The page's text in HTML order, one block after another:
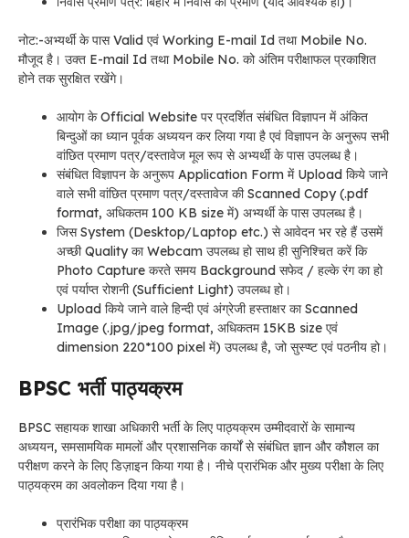
नोट:-अभ्यर्थी के पास Valid एवं Working E-mail Id तथा Mobile No.
मौजूद है। उक्त E-mail Id तथा Mobile No. को अंतिम परीक्षाफल प्रकाशित
होने तक सुरक्षित रखेंगे।
आयोग के Official Website पर प्रदर्शित संबंधित विज्ञापन में अंकित
बिन्दुओं का ध्यान पूर्वक अध्ययन कर लिया गया है एवं विज्ञापन के अनुरूप सभी
वांछित प्रमाण पत्र/दस्तावेज मूल रूप से अभ्यर्थी के पास उपलब्ध है।
संबंधित विज्ञापन के अनुरूप Application Form में Upload किये जाने
वाले सभी वांछित प्रमाण पत्र/दस्तावेज की Scanned Copy (.pdf
format, अधिकतम 100 KB size में) अभ्यर्थी के पास उपलब्ध है।
जिस System (Desktop/Laptop etc.) से आवेदन भर रहे हैं उसमें
अच्छी Quality का Webcam उपलब्ध हो साथ ही सुनिश्चित करें कि
Photo Capture करते समय Background सफेद / हल्के रंग का हो
एवं पर्याप्त रोशनी (Sufficient Light) उपलब्ध हो।
Upload किये जाने वाले हिन्दी एवं अंग्रेजी हस्ताक्षर का Scanned
Image (.jpg/jpeg format, अधिकतम 15KB size एवं
dimension 220*100 pixel में) उपलब्ध है, जो सुस्प्ष्ट एवं पठनीय हो।
BPSC भर्तीपाठ्यक्रम
BPSC सहायक शाखा अधिकारी भर्ती के लिए पाठ्यक्रम उम्मीदवारों के सामान्य
अध्ययन, समसामयिक मामलों और प्रशासनिक कार्यों से संबंधित ज्ञान और कौशल का
परीक्षण करने के लिए डिज़ाइन किया गया है। नीचे प्रारंभिक और मुख्य परीक्षा के लिए
पाठ्यक्रम का अवलोकन दिया गया है।
प्रारंभिक परीक्षा का पाठ्यक्रम